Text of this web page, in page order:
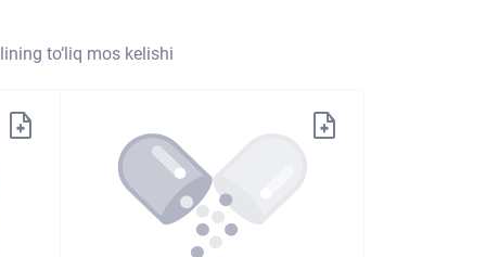
to‘liq mos kelishi